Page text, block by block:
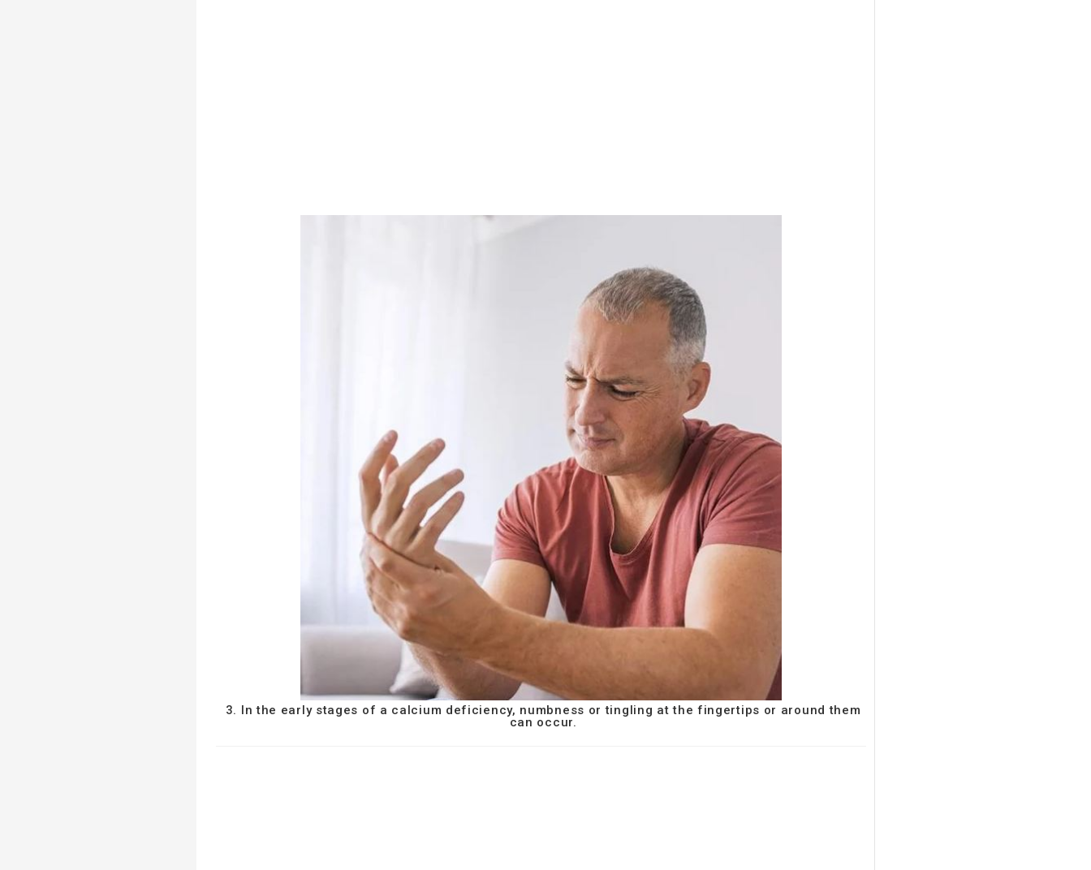
3. In the early stages of a calcium deficiency, numbness or tingling at the fingertips or around them
can occur.